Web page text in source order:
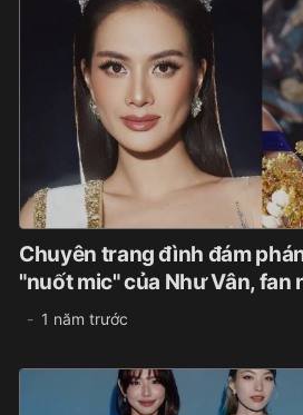
Chuyên trang đình đám
"nuốt mic" của Như Vân, fan
1 năm trước